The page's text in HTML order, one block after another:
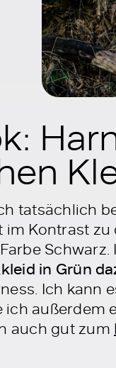
tatsächlich
im Kontrast
Schwarz.
in Grün
Ich kann
außerdem
auch gut zum